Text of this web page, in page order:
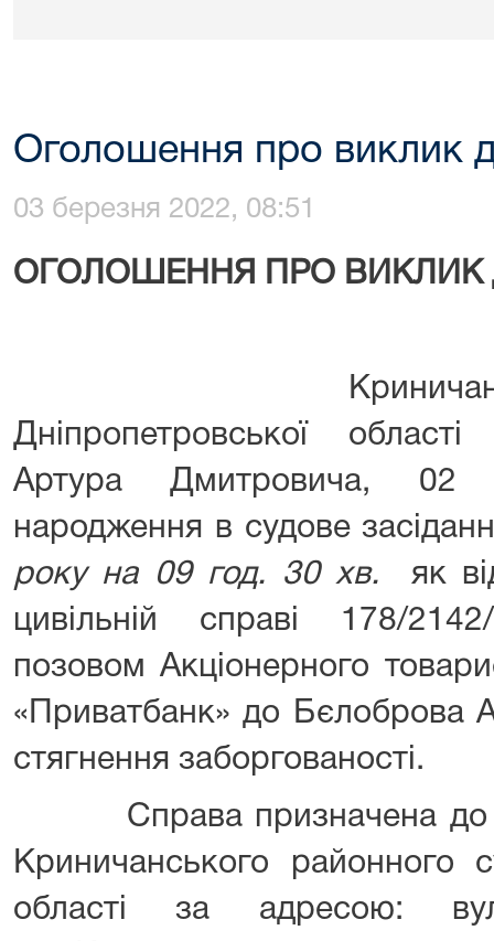
Оголошення про виклик
03 березня 2022, 08:51
ОГОЛОШЕННЯ ПРО ВИКЛИК
Дніпропетровської
Артура Дмитровича,
народження в судове
року на
09год. 30 хв. як
цивільній справі 178/
позовом Акціонерного
«Приватбанк» до Бєлоброва
стягнення заборгованості.
Справа призначена до
Криничанського районного
області за адресою: